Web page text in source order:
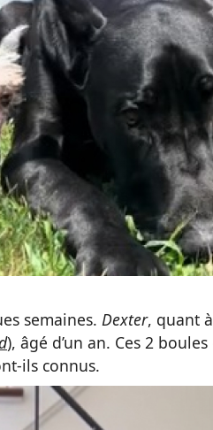
semaines. Dexter, quant
), âgé d’un an. Ces 2
ils connus.